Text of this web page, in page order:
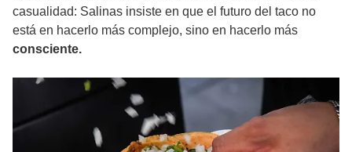
casualidad: Salinas insiste en que el futuro del taco no
está en hacerlo más complejo, sino en hacerlo más
consciente.